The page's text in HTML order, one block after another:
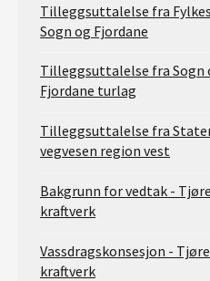
Tilleggsuttalelse fra
Sogn og Fjordane
Tilleggsuttalelse fra Sogn
Fjordane turlag
Tilleggsuttalelse fra
vegvesen region vest
Bakgrunn for vedtak -
kraftverk
Vassdragskonsesjon -
kraftverk